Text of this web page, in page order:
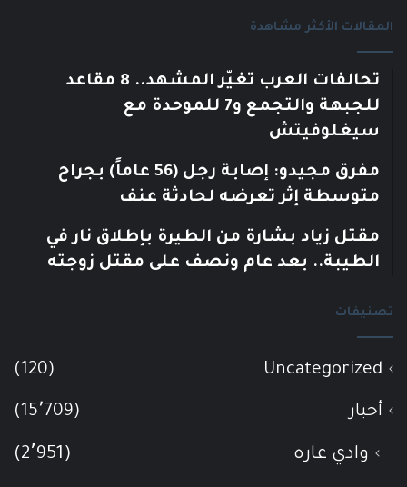
المقالات الأكثر مشاهدة
تحالفات العرب تغيّر المشهد.. 8 مقاعد
للجبهة والتجمع و7 للموحدة مع
سيغلوفيتش
مفرق مجيدو: إصابة رجل (56 عاماً) بجراح
متوسطة إثر تعرضه لحادثة عنف
مقتل زياد بشارة من الطيرة بإطلاق نار في
الطيبة.. بعد عام ونصف على مقتل زوجته
تصنيفات
Uncategorized
(120)
أخبار (15٬709)
وادي عاره (2٬951)